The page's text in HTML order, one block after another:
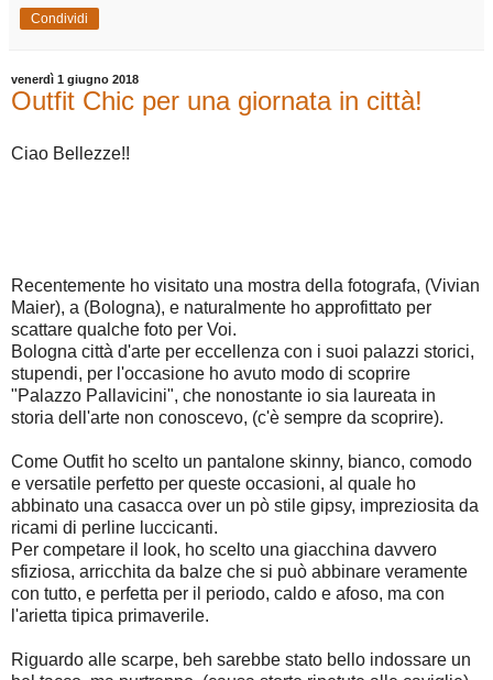
Condividi
venerdì 1 giugno 2018
Outfit Chic per una giornata in città!
Ciao Bellezze!!
Recentemente ho visitato una mostra della fotografa, (Vivian
Maier), a (Bologna), e naturalmente ho approfittato per
scattare qualche foto per Voi.
Bologna città d'arte per eccellenza con i suoi palazzi storici,
stupendi, per l'occasione ho avuto modo di scoprire
"Palazzo Pallavicini", che nonostante io sia laureata in
storia dell'arte non conoscevo, (c'è sempre da scoprire).
Come Outfit ho scelto un pantalone skinny, bianco, comodo
e versatile perfetto per queste occasioni, al quale ho
abbinato una casacca over un pò stile gipsy, impreziosita da
ricami di perline luccicanti.
Per competare il look, ho scelto una giacchina davvero
sfiziosa, arricchita da balze che si può abbinare veramente
con tutto, e perfetta per il periodo, caldo e afoso, ma con
l'arietta tipica primaverile.
Riguardo alle scarpe, beh sarebbe stato bello indossare un